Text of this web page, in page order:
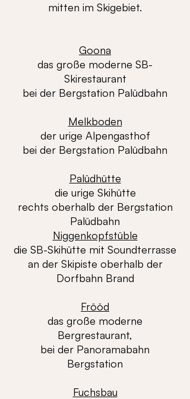
mitten im Skigebiet.
Goona
das große moderne SB-
Skirestaurant
bei der Bergstation Palüdbahn
Melkboden
der urige Alpengasthof
bei der Bergstation Palüdbahn
Palüdhütte
die urige Skihütte
rechts oberhalb der Bergstation
Palüdbahn
Niggenkopfstüble
die SB-Skihütte mit Soundterrasse
an der Skipiste oberhalb der
Dorfbahn Brand
Frööd
das große moderne
Bergrestaurant,
bei der Panoramabahn
Bergstation
Fuchsbau